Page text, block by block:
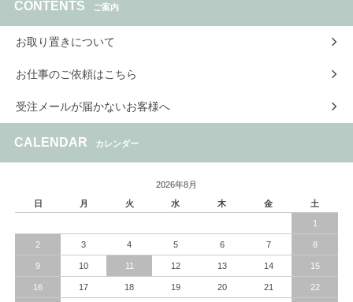
CONTENTS ご案内
お取り置きについて
お仕事のご依頼はこちら
受注メールが届かないお客様へ
CALENDAR カレンダー
2026年8月
日
月 火 水 木 金 土
1
2 3 4 5 6 7 8
9 10 11 12 13 14 15
16 17 18 19 20 21 22